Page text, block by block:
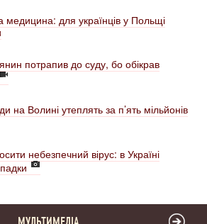
медицина: для українців у Польщі
потрапив до суду, бо обікрав
на Волині утеплять за п’ять мільйонів
небезпечний вірус: в Україні